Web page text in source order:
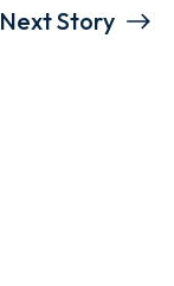
Next Story